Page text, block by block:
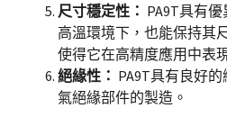
尺寸穩定性： PA9T具有
高溫環境下，也能保持其
使得它在高精度應用中表
絕緣性： PA9T具有良好
氣絕緣部件的製造。